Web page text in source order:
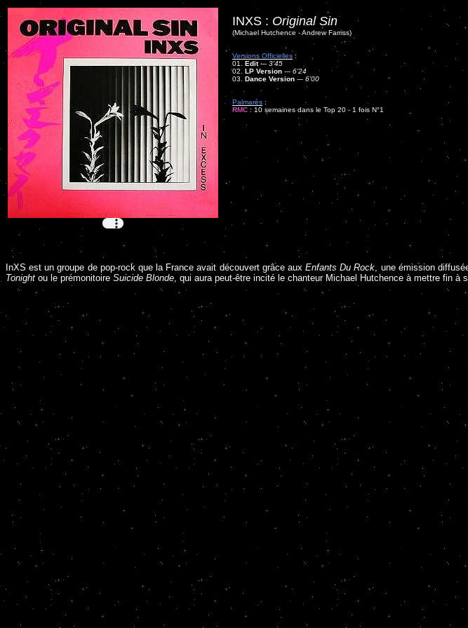
INXS : Original Sin
(Michael Hutchence - Andrew Farriss)
Versions Officielles :
01. Edit--- 3'45
02. LP Version --- 6'24
03.Dance Version --- 6'00
Palmarès :
RMC : 10 semaines dans le Top 20 - 1 fois N°1
InXS est un groupe de pop-rock que la France avait découvert grâce auxEnfants Du Rock, une émission
Tonight ou le prémonitoire Suicide Blonde, qui aura peut-être incité le chanteur Michael Hutchence à mettre fin